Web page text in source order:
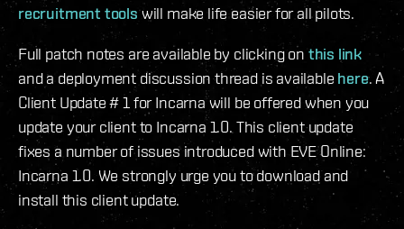
recruitment toolswill make life easier for all pilots.
Full patch notes are available by clicking on this link
and a deployment discussion thread is available here. A
Client Update # 1 for Incarna will be offered when you
update your client to Incarna 1.0. This client update
fixes a number of issues introduced with EVE Online:
Incarna 1.0. We strongly urge you to download and
install this client update.